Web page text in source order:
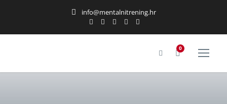
info@mentalnitrening.hr
0